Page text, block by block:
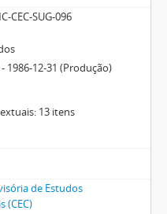
CEC-SUG-096
1986-12-31 (Produção)
13 itens
de Estudos
(CEC)